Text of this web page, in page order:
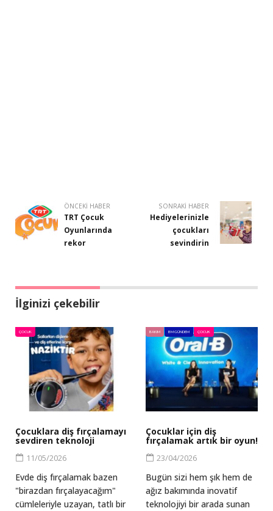
ÖNCEKI HABER
TRT Çocuk
Oyunlarında
rekor
SONRAKI HABER
Hediyelerinizle
çocukları
sevindirin
İlginizi çekebilir
ÇOCUK
Çocuklara diş fırçalamayı
sevdiren teknoloji
11/05/2026
Evde diş fırçalamak bazen
"birazdan fırçalayacağım"
cümleleriyle uzayan, tatlı bir
BAKIM BM GÜNDEM ÇOCUK
Çocuklar için diş
fırçalamak artık bir oyun!
23/04/2026
Bugün sizi hem şık hem de
ağız bakımında inovatif
teknolojiyi bir arada sunan